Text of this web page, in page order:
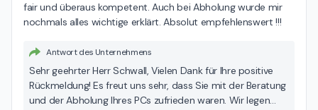
fair und überaus kompetent. Auch bei Abholung wurde mir
nochmals alles wichtige erklärt. Absolut empfehlenswert !!!
Antwort des Unternehmens
Sehr geehrter Herr Schwall, Vielen Dank für Ihre positive
Rückmeldung! Es freut uns sehr, dass Sie mit der Beratung
und der Abholung Ihres PCs zufrieden waren. Wir legen